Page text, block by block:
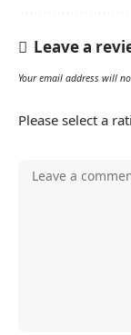
Leave a
Your email address will
Please select a